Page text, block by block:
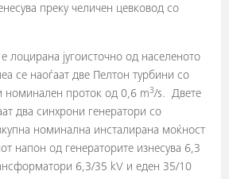
преку челичен цевковод со
лоцирана југоисточно од населеното
се наоѓаат две Пелтон турбини со
номинален проток од 0,6 m3/s. Двете
два синхрони генератори со
номинална инсталирана моќност
напон од генераторите изнесува 6,3
6,3/35 kV и еден 35/10